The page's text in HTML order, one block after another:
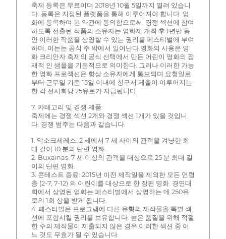
축제 등록은 무료이며 2018년 10월 5일까지 열려 있습니
다. 등록은 지정된 플랫폼을 통해 이루어져야 합니다. 영
화에 등록하여 본 약관에 동의함으로써, 경쟁 섹션에 참여
하도록 선출된 작품의 소유자는 영화제 개최 후 1년반 동
안 이러한 작품을 상영할 수 있는 권리를 페스티벌에 부여
하며, 이는는 공식 주 밖에서 일어난다.영화의 사용은 영
화 크리안자 축제의 공식 선택에서 만든 어린이 영화의 잠
재적 인 샘플을 기본적으로 의미한다. 그러나 이러한 가능
한 영화 프로젝션은 항상 소유자에게 통보되며 요청일로
부터 근무일 기준 15일 이내에 청구서 제출이 이루어지는
한 각 전시회당 25유로가 지급됩니다.
7. 카테고리 및 경쟁 제품:
축제에는 경쟁 섹션 2개와 경쟁 섹션 1개가 있을 것입니
다. 경쟁 범주는 다음과 같습니다.
1. 악소크세레스: 2 세에서 7 세 사이의 관객을 겨냥한 최
대 길이 10 분의 단편 영화.
2. Buxainas: 7 세 이상의 관객을 대상으로 25 분 최대 길
이의 단편 영화.
3. 콘테스트 종료: 2015년 이전 제작일을 제외한 모든 연령
층 (2-7, 7-12) 의 어린이를 대상으로 한 장편 영화. 경연대
회에서 상영된 영화는 페스티벌에서 상영하는 데 250유
로의 1회 상을 받게 됩니다.
4. 페스티벌은 프로그램에 다른 유형의 제작물을 특별 섹
션에 포함시킬 권리를 보유합니다. 높은 품질을 위해 적절
한 수의 제작물이 제출되지 않은 경우 이러한 섹션 중 어
느 것도 무효가 될 수 있습니다.